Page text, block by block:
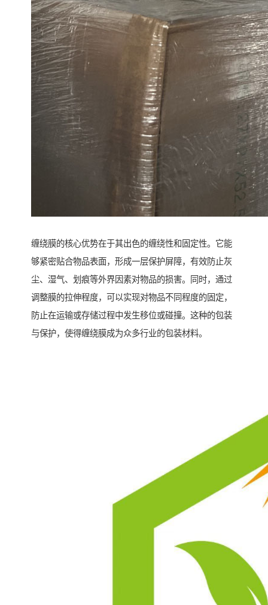
缠绕膜的核心优势在于其出色的缠绕性和固定性。它能
够紧密贴合物品表面，形成一层保护屏障，有效防止灰
尘、湿气、划痕等外界因素对物品的损害。同时，通过
调整膜的拉伸程度，可以实现对物品不同程度的固定，
防止在运输或存储过程中发生移位或碰撞。这种的包装
与保护，使得缠绕膜成为众多行业的包装材料。